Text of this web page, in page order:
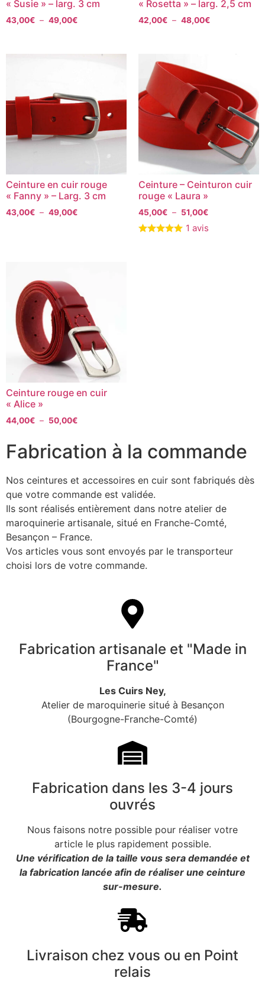
« Susie » – larg. 3 cm
43,00€ – 49,00€
« Rosetta » – larg. 2,5 cm
42,00€ – 48,00€
Ceinture en cuir rouge
« Fanny » – Larg. 3 cm
43,00€ – 49,00€
Ceinture – Ceinturon cuir
rouge « Laura »
45,00€ – 51,00€
1 avis
Ceinture rouge en cuir
« Alice »
44,00€ – 50,00€
Fabrication à la commande
Nos ceintures et accessoires en cuir sont fabriqués dès
que votre commande est validée.
Ils sont réalisés entièrement dans notre atelier de
maroquinerie artisanale, situé en Franche-Comté,
Besançon – France.
Vos articles vous sont envoyés par le transporteur
choisi lors de votre commande.
Fabrication artisanale et "Made in
France"
Les Cuirs Ney,
Atelier de maroquinerie situé à Besançon
(Bourgogne-Franche-Comté)
Fabrication dans les 3-4 jours
ouvrés
Nous faisons notre possible pour réaliser votre
article le plus rapidement possible.
Une vérification de la taille vous sera demandée et
la fabrication lancée afin de réaliser une ceinture
sur-mesure.
Livraison chez vous ou en Point
relais